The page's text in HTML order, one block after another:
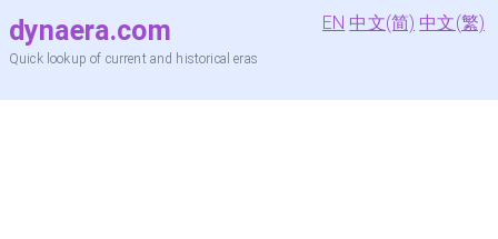
dynaera.com
Quick lookup of current and historical eras
EN 中文(简) 中文(繁)